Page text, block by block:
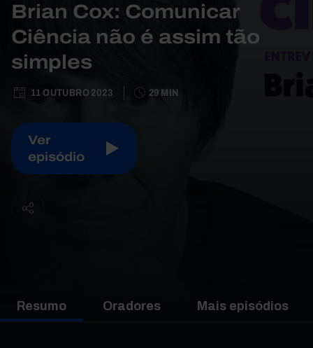
Brian Cox: Comunicar
Ciência não é assim tão
simples
11 OUTUBRO 2023 29 MIN
Ver
episódio
Resumo Oradores Mais episódios